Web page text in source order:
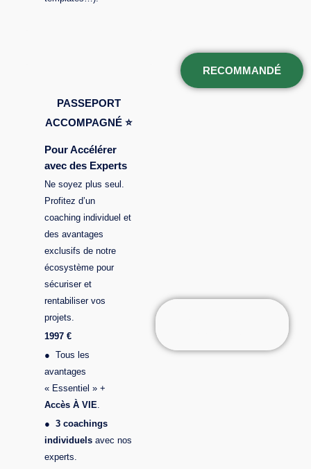
PASSEPORT
ACCOMPAGNÉ ⭐
Pour Accélérer
avec des Experts
Ne soyez plus seul.
Profitez d’un
coaching individuel et
des avantages
exclusifs de notre
écosystème pour
sécuriser et
rentabiliser vos
projets.
1997 €
● Tous les
avantages
« Essentiel » +
Accès À VIE
● 3 coachings
individuels avec nos
experts.
RECOMMANDÉ